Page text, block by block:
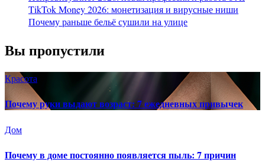
TikTok Money 2026: монетизация и вирусные ниши
Почему раньше бельё сушили на улице
Вы пропустили
Красота
Почему руки выдают возраст: 7 ежедневных привычек
Дом
Почему в доме постоянно появляется пыль: 7 причин